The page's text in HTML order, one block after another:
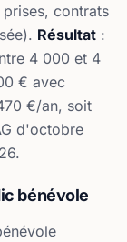
contrats
Résultat :
4 000 et 4
€ avec
€/an, soit
d'octobre
bénévole